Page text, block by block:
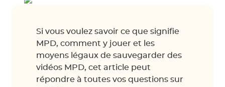
Si vous voulez savoir ce que signifie
MPD, comment y jouer et les
moyens légaux de sauvegarder des
vidéos MPD, cet article peut
répondre à toutes vos questions sur